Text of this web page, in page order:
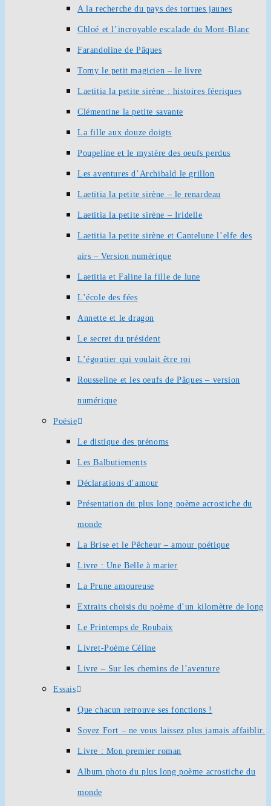
A la recherche du pays des tortues jaunes
Chloé et l’incroyable escalade du Mont-Blanc
Farandoline de Pâques
Tomy le petit magicien – le livre
Laetitia la petite sirène : histoires féeriques
Clémentine la petite savante
La fille aux douze doigts
Poupeline et le mystère des oeufs perdus
Les aventures d’Archibald le grillon
Laetitia la petite sirène – le renardeau
Laetitia la petite sirène – Iridelle
Laetitia la petite sirène et Cantelune l’elfe des
airs – Version numérique
Laetitia et Faline la fille de lune
L’école des fées
Annette et le dragon
Le secret du président
L’égoutier qui voulait être roi
Rousseline et les oeufs de Pâques – version
numérique
Poésie
Le distique des prénoms
Les Balbutiements
Déclarations d’amour
Présentation du plus long poème acrostiche du
monde
La Brise et le Pêcheur – amour poétique
Livre : Une Belle à marier
La Prune amoureuse
Extraits choisis du poème d’un kilomètre de long
Le Printemps de Roubaix
Livret-Poème Céline
Livre – Sur les chemins de l’aventure
Essais
Que chacun retrouve ses fonctions !
Soyez Fort – ne vous laissez plus jamais affaiblir.
Livre : Mon premier roman
Album photo du plus long poème acrostiche du
monde